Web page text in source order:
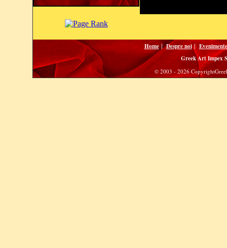
Home|Despre noi|
Greek Art Impex
© 2003 - 2026